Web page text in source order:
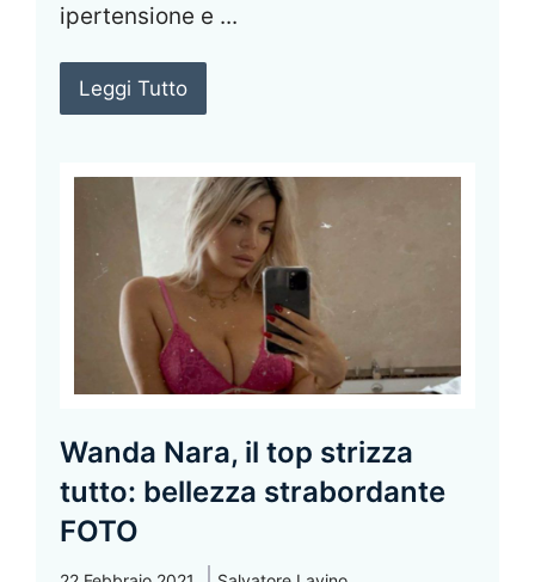
ipertensione e ...
Leggi Tutto
Wanda Nara, il top strizza
tutto: bellezza strabordante
FOTO